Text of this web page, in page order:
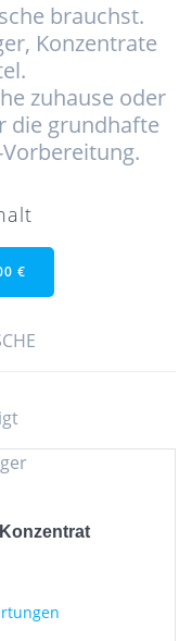
brauchst.
Konzentrate
zuhause oder
die grundhafte
€